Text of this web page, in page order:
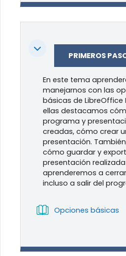
Colapsar PRIMEROS
En este tema
manejarnos con las
básicas de LibreOffice
ellas destacamos
programa y
creadas, cómo crear
presentación.
cómo guardar y
presentación
aprenderemos a
incluso a salir del
Opciones básicas